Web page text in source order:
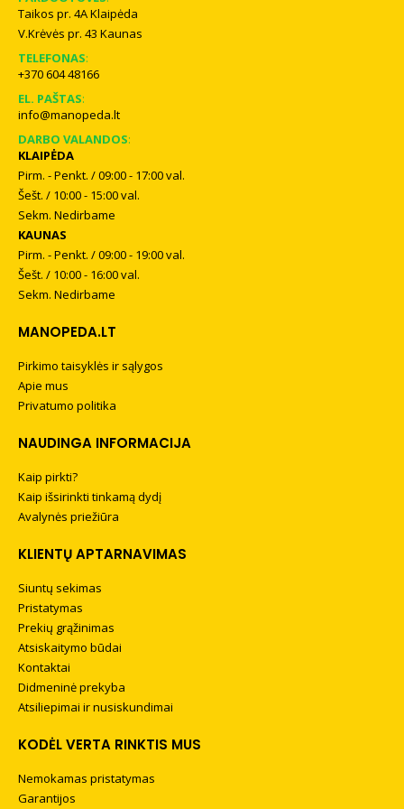
Taikos pr. 4A Klaipėda
V.Krėvės pr. 43 Kaunas
TELEFONAS:
+370 604 48166
EL. PAŠTAS:
info@manopeda.lt
DARBO VALANDOS:
KLAIPĖDA
Pirm. - Penkt. / 09:00 - 17:00 val.
Šešt. / 10:00 - 15:00 val.
Sekm. Nedirbame
KAUNAS
Pirm. - Penkt. / 09:00 - 19:00 val.
Šešt. / 10:00 - 16:00 val.
Sekm. Nedirbame
MANOPEDA.LT
Pirkimo taisyklės ir sąlygos
Apie mus
Privatumo politika
NAUDINGA INFORMACIJA
Kaip pirkti?
Kaip išsirinkti tinkamą dydį
Avalynės priežiūra
KLIENTŲ APTARNAVIMAS
Siuntų sekimas
Pristatymas
Prekių grąžinimas
Atsiskaitymo būdai
Kontaktai
Didmeninė prekyba
Atsiliepimai ir nusiskundimai
KODĖL VERTA RINKTIS MUS
Nemokamas pristatymas
Garantijos